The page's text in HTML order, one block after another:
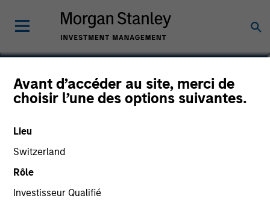
Avant d’accéder au site, merci de
choisir l’une des options suivantes.
Lieu
Switzerland
Rôle
Investisseur Qualifié
Jitania Kandhari
Managing Director